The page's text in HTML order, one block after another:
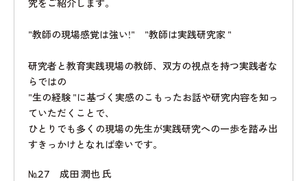
究をご紹介します。
"教師の現場感覚は強い!" "教師は実践研究家 "
研究者と教育実践現場の教師、双方の視点を持つ実践者な
らではの
"生の経験 "に基づく実感のこもったお話や研究内容を知っ
ていただくことで、
ひとりでも多くの現場の先生が実践研究への一歩を踏み出
すきっかけとなれば幸いです。
№27 成田 潤也 氏